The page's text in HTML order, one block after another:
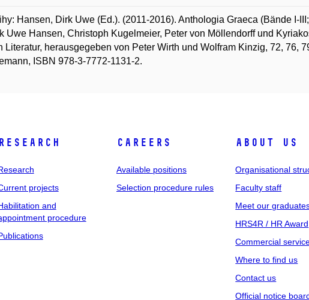
Hansen, Dirk Uwe (Ed.). (2011-2016). Anthologia Graeca (Bände I-
Uwe Hansen, Christoph Kugelmeier, Peter von Möllendorff und
Literatur, herausgegeben von Peter Wirth und Wolfram Kinzig, 72, 76,
ISBN 978-3-7772-1131-2.
Research
projects
and
procedure
Careers
Available positions
Selection procedure rules
About us
Organisational
Faculty staff
Meet our
HRS4R / HR Award
Commercial
Where to find us
Contact us
Official notice